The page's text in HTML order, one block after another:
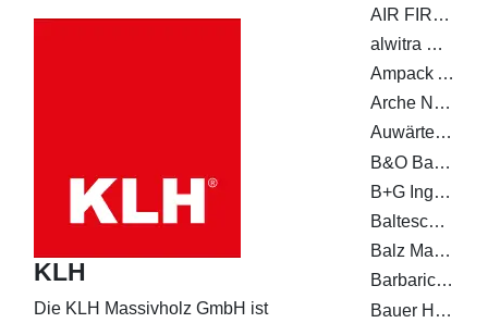
KLH
Die KLH Massivholz GmbH ist
AIR FIRE TECH Brandschutzsysteme GmbH
alwitra GmbH
Ampack AG
Arche Naturhaus GmbH
Auwärter - Anhänger und Aufbauten GmbH Co. KG
B&O Bau GmbH
B+G Ingenieure Bollinger und Grohmann GmbH
Balteschwiler AG
Balz Maschinen AG
Barbaric GmbH
Bauer Holzbau GmbH